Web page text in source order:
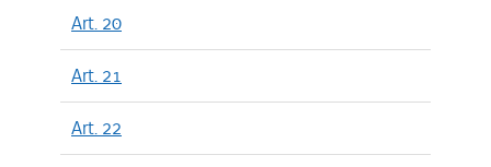
Art. 20
Art. 21
Art. 22